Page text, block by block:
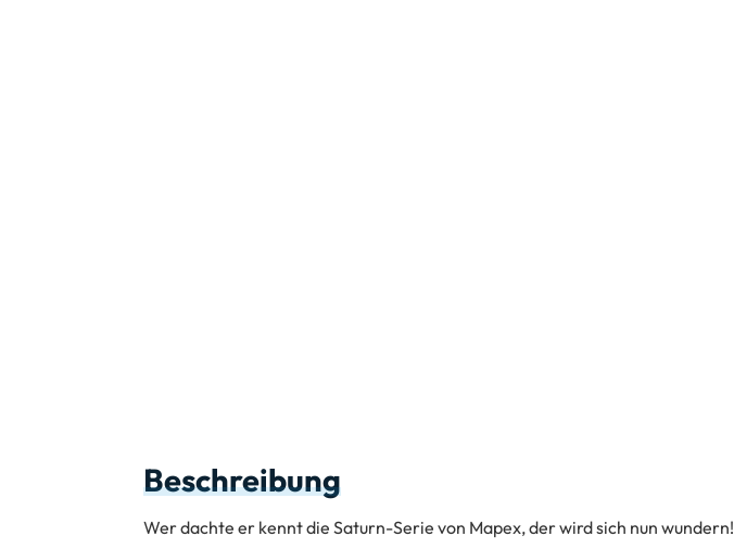
Beschreibung
Wer dachte er kennt die Saturn-Serie von Mapex, der wird sich nun wundern!